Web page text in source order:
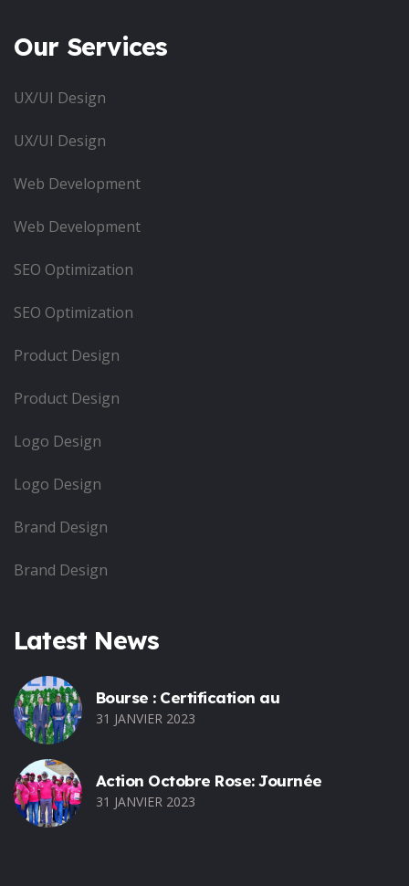
Our Services
UX/UI Design
UX/UI Design
Web Development
Web Development
SEO Optimization
SEO Optimization
Product Design
Product Design
Logo Design
Logo Design
Brand Design
Brand Design
Latest News
Bourse : Certification au
31 JANVIER 2023
Action Octobre Rose: Journée
31 JANVIER 2023